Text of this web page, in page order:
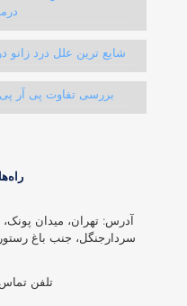
شایع ترین علل درد
بررسی تفاوت پی آر
آدرس: تهران، میدان پونک،
سردارجنگل، جنب باغ
تلفن